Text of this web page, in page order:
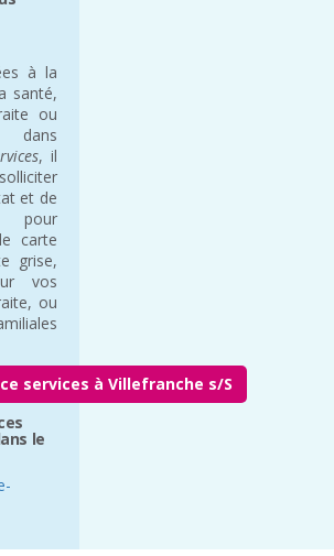
à la
santé,
ou
, il
et de
pour
carte
grise,
vos
ou
services à Villefranche s/S
le